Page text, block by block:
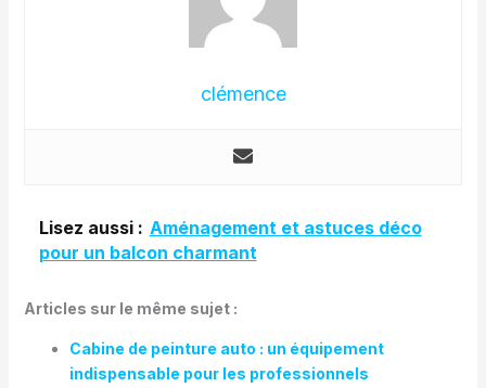
clémence
Lisez aussi : Aménagement et astuces déco
pour un balcon charmant
Articles sur le même sujet :
Cabine de peinture auto : un équipement
indispensable pour les professionnels